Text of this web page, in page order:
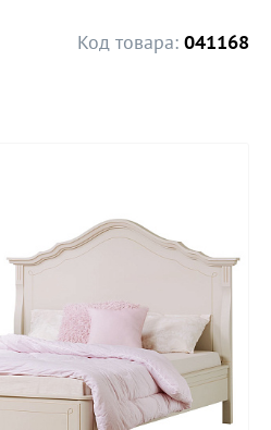
Код товара: 041168